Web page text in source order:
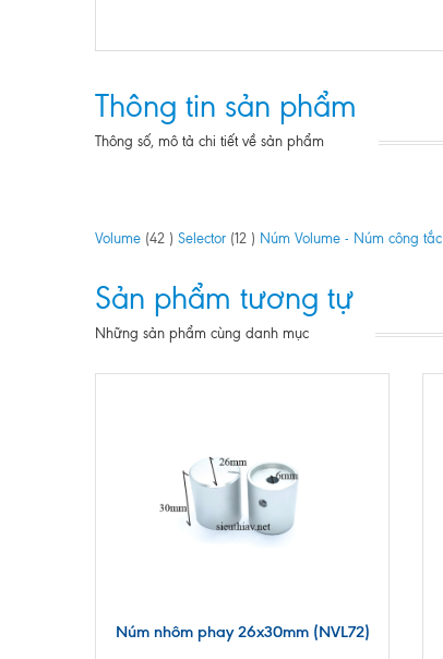
Thông tin sản phẩm
Thông số, mô tả chi tiết về sản phẩm
Volume (42 ) Selector (12 ) Núm Volume - Núm công tắc
Sản phẩm tương tự
Những sản phẩm cùng danh mục
Núm nhôm phay 26x30mm (NVL72)